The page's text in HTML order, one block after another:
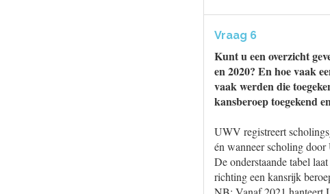
Vraag 6
Kunt u een overzicht
en 2020? En hoe vaak
vaak werden die
kansberoep toegekend
UWV registreert
én wanneer scholing
De onderstaande tabel
richting een kansrijk